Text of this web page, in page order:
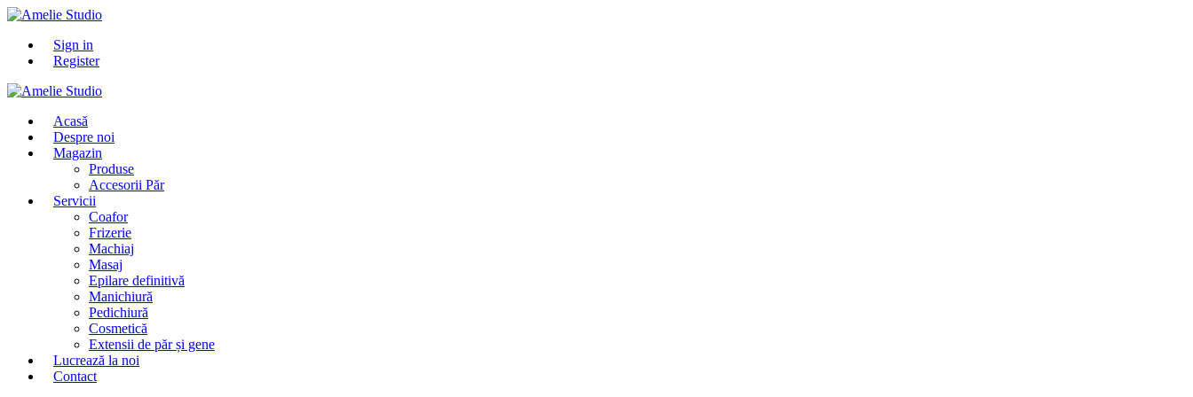
Sign in
Register
Acasă
Despre noi
Magazin
Produse
Accesorii Păr
Servicii
Coafor
Frizerie
Machiaj
Masaj
Epilare definitivă
Manichiură
Pedichiură
Cosmetică
Extensii de păr și gene
Lucrează la noi
Contact